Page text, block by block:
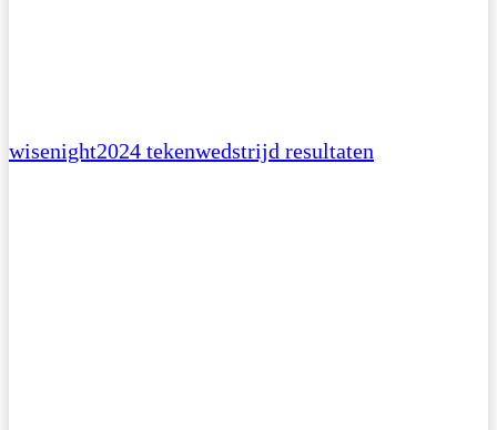
wisenight2024 tekenwedstrijd resultaten